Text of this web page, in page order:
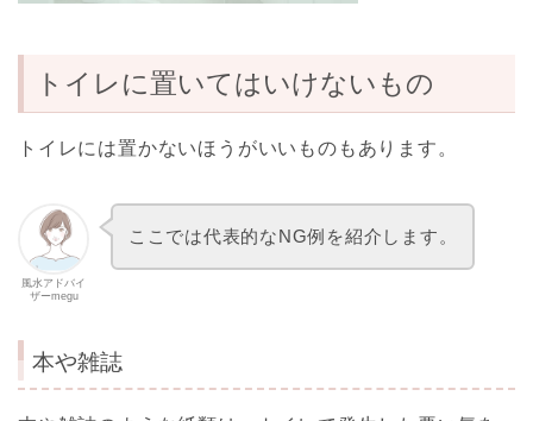
トイレに置いてはいけないもの
トイレには置かないほうがいいものもあります。
風水アドバイ
ザーmegu
ここでは代表的なNG例を紹介します。
本や雑誌